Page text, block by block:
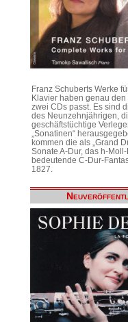
Franz Schuberts Werke
Klavier haben genau
zwei CDs passt. Es sind
des Neunzehnjährigen,
geschäftstüchtige
„Sonatinen“
kommen die als „Grand
Sonate A-Dur, das h-
bedeutende C-Dur-
1827.